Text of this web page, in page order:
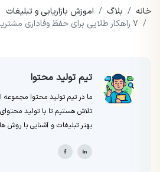
خانه بلاگ
اموزش بازاریابی و تبلیغات
7 راهکار طلایی برای حفظ وفاداری مشتریان با پیامک های تبلیغاتی!
تیم تولید محتوا
ما در تیم تولید محتوا مجموعه
تلاش هستیم تا با تولید
بهتر تبلیغات و آشنایی با روش